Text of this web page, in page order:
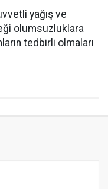
yağış ve
olumsuzluklara
tedbirli olmaları